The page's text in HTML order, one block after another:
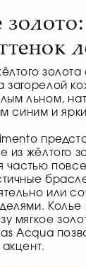
загорелой
льном,
синим и
из жёлтого
частью
или
Колье
мягкое
Acqua